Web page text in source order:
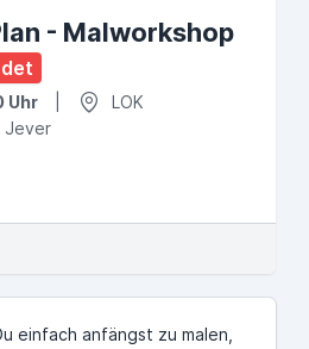
- Malworkshop
Uhr
LOK
Jever
einfach anfängst zu malen,